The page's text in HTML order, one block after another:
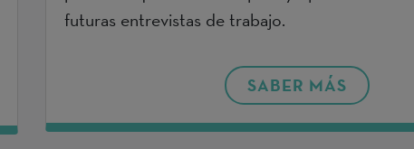
futuras entrevistas de trabajo.
SABER MÁS